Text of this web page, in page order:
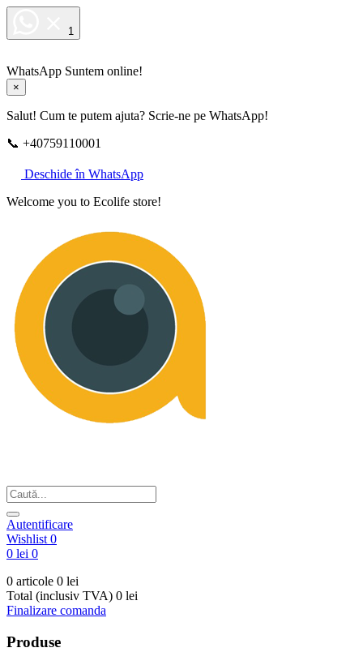
1
WhatsApp Suntem online!
×
Salut! Cum te putem ajuta? Scrie-ne pe WhatsApp!
📞 +40759110001
Deschide în WhatsApp
Welcome you to Ecolife store!
Autentificare
Wishlist 0
0 lei 0
0 articole 0 lei
Total (inclusiv TVA) 0 lei
Finalizare comanda
Produse